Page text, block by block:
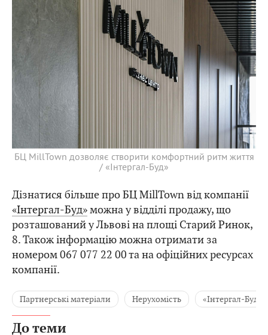
БЦ MillTown дозволяє створити комфортний ритм життя
/ «Інтергал-Буд»
Дізнатися більше про БЦ MillTown від компанії
«Інтергал-Буд»можна у відділі продажу, що
розташований у Львові на площі Старий Ринок,
8. Також інформацію можна отримати за
номером 067 077 22 00 та на офіційних ресурсах
компанії.
Партнерські матеріали Нерухомість «Інтергал-Буд»
До теми